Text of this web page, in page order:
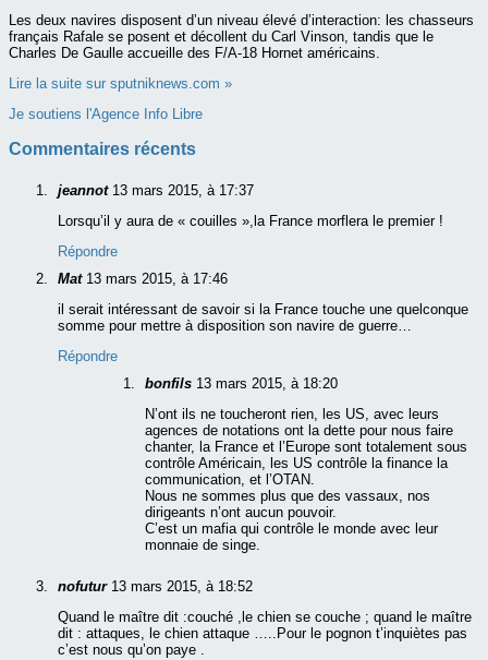
Les deux navires disposent d’un niveau élevé d’interaction: les chasseurs
français Rafale se posent et décollent du Carl Vinson, tandis que le
Charles De Gaulle accueille des F/A-18 Hornet américains.
Lire la suite sur sputniknews.com »
Je soutiens l'Agence Info Libre
Commentaires récents
jeannot 13 mars 2015, à 17:37
Lorsqu’il y aura de « couilles »,la France morflera le premier !
Répondre
Mat 13 mars 2015, à 17:46
il serait intéressant de savoir si la France touche une quelconque
somme pour mettre à disposition son navire de guerre…
Répondre
bonfils 13 mars 2015, à 18:20
N’ont ils ne toucheront rien, les US, avec leurs
agences de notations ont la dette pour nous faire
chanter, la France et l’Europe sont totalement sous
contrôle Américain, les US contrôle la finance la
communication, et l’OTAN.
Nous ne sommes plus que des vassaux, nos
dirigeants n’ont aucun pouvoir.
C’est un mafia qui contrôle le monde avec leur
monnaie de singe.
nofutur 13 mars 2015, à 18:52
Quand le maître dit :couché ,le chien se couche ; quand le maître
dit : attaques, le chien attaque …..Pour le pognon t’inquiètes pas
c’est nous qu’on paye .